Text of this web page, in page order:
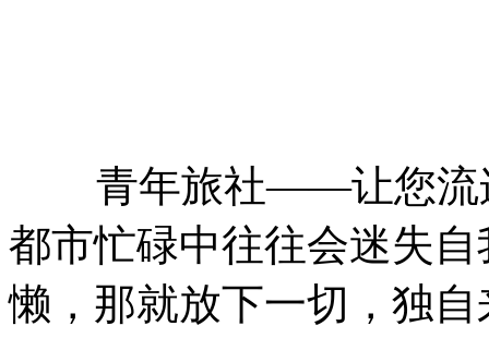
青年旅社——让您流连
都市忙碌中往往会迷失
懒，那就放下一切，独